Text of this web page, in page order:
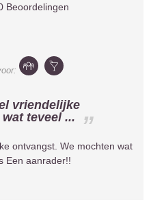
Beoordelingen
vriendelijke
teveel ...
ontvangst. We mochten wat
Een aanrader!!